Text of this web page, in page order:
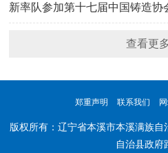
新率队参加第十七届中国铸造协
查看更
郑重声明 联系我们
版权所有：辽宁省本溪市本溪满族
自治县政府